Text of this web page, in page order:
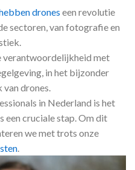
drones een revolutie
sectoren, van fotografie en
verantwoordelijkheid met
in het bijzonder
drones.
in Nederland is het
een cruciale stap. Om dit
we met trots onze